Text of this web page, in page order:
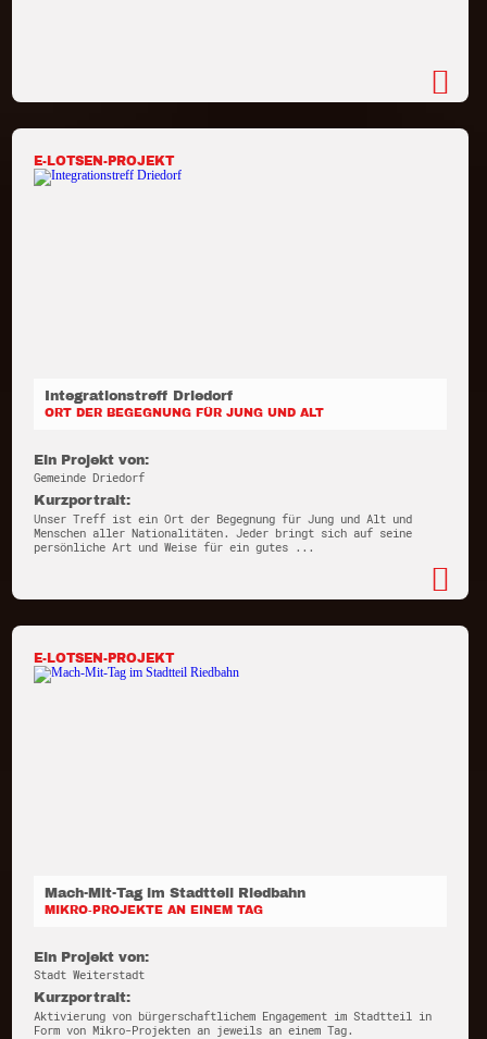
E-LOTSEN-PROJEKT
Integrationstreff Driedorf
ORT DER BEGEGNUNG FÜR JUNG UND ALT
Ein Projekt von:
Gemeinde Driedorf
Kurzportrait:
Unser Treff ist ein Ort der Begegnung für Jung und Alt und
Menschen aller Nationalitäten. Jeder bringt sich auf seine
persönliche Art und Weise für ein gutes ...
E-LOTSEN-PROJEKT
Mach-Mit-Tag im Stadtteil Riedbahn
MIKRO-PROJEKTE AN EINEM TAG
Ein Projekt von:
Stadt Weiterstadt
Kurzportrait:
Aktivierung von bürgerschaftlichem Engagement im Stadtteil in
Form von Mikro-Projekten an jeweils an einem Tag.